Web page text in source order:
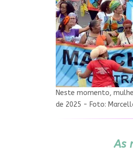
Neste momento,
de 2025 - Foto:
As